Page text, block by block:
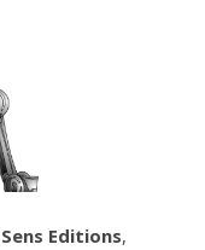
Editions,